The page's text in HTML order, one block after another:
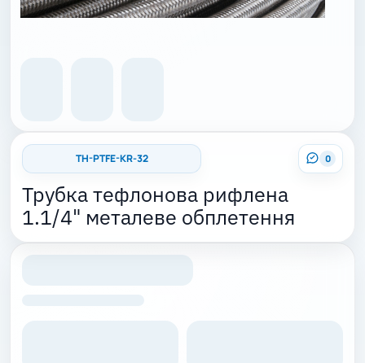
0
TH-PTFE-KR-32
Трубка тефлонова рифлена
1.1/4" металеве обплетення